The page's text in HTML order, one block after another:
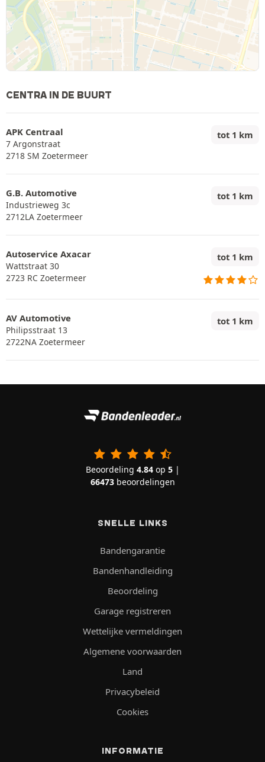
CENTRA IN DE BUURT
APK Centraal
7 Argonstraat
2718 SM Zoetermeer
tot 1 km
G.B. Automotive
Industrieweg 3c
2712LA Zoetermeer
tot 1 km
Autoservice Axacar
Wattstraat 30
2723 RC Zoetermeer
tot 1 km
AV Automotive
Philipsstraat 13
2722NA Zoetermeer
tot 1 km
Beoordeling 4.84op 5|
66473beoordelingen
SNELLE LINKS
Bandengarantie
Bandenhandleiding
Beoordeling
Garage registreren
Wettelijke vermeldingen
Algemene voorwaarden
Land
Privacybeleid
Cookies
INFORMATIE